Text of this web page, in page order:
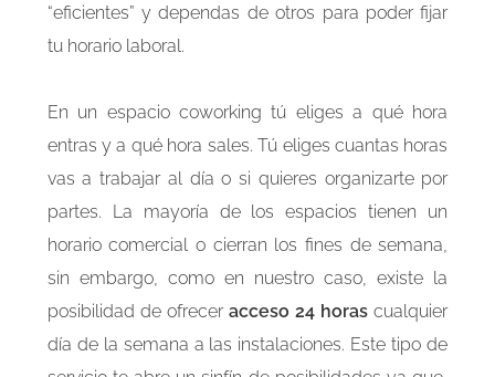
“eficientes” y dependas de otros para poder fijar
tu horario laboral.
En un espacio coworking tú eliges a qué hora
entras y a qué hora sales. Tú eliges cuantas horas
vas a trabajar al día o si quieres organizarte por
partes. La mayoría de los espacios tienen un
horario comercial o cierran los fines de semana,
sin embargo, como en nuestro caso, existe la
posibilidad de ofrecer acceso 24 horas cualquier
día de la semana a las instalaciones. Este tipo de